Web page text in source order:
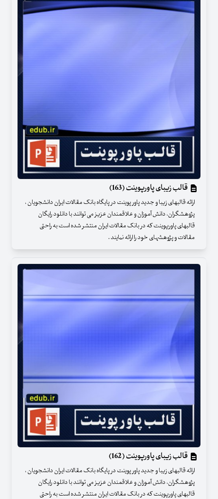
قالب زیبای پاورپوینت (163)
ارائه قالبهای زیبا و جدید پاور پوینت در پایگاه بانک مقالات ایران دانشجویان ،
پژوهشگران، دانش آموزان و علاقمندان عزیز می توانند با دانلود رایگان
قالبهای پاورپوینت که در بانک مقالات ایران منتشر شده است به راحتی
مقالات و پژوهشهای خود را ارائه نمایند .
قالب زیبای پاورپوینت (162)
ارائه قالبهای زیبا و جدید پاور پوینت در پایگاه بانک مقالات ایران دانشجویان ،
پژوهشگران، دانش آموزان و علاقمندان عزیز می توانند با دانلود رایگان
قالبهای پاورپوینت که در بانک مقالات ایران منتشر شده است به راحتی